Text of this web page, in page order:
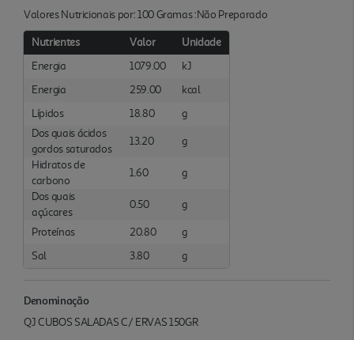
Valores Nutricionais por: 100 Gramas :Não Preparado
Nutrientes Valor
Unidade
Energia
1079.00
kJ
Energia
259.00
kcal
Lípidos
18.80
g
Dos quais ácidos
gordos saturados
13.20
g
Hidratos de
carbono
1.60
g
Dos quais
açúcares
0.50 g
Proteínas 20.80
g
Sal
3.80 g
Denominação
QJ CUBOS SALADAS C/ ERVAS 150GR